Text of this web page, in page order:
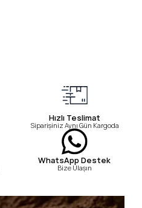
Hızlı Teslimat
Siparişiniz Aynı Gün Kargoda
WhatsApp Destek
Bize Ulaşın